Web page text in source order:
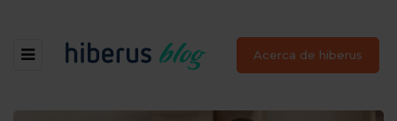
Acerca de hiberus